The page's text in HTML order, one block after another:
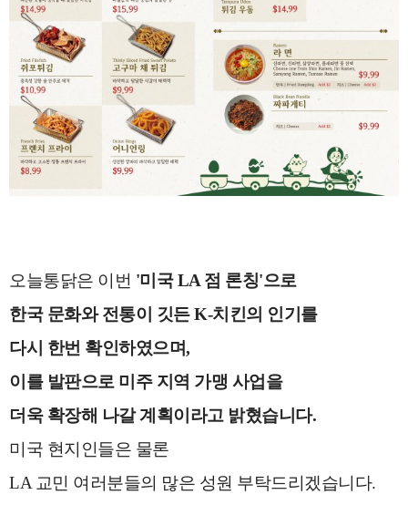
오늘통닭은 이번 '미국 LA 점 론칭'으로
한국 문화와 전통이 깃든 K-치킨의 인기를
다시 한번 확인하였으며,
이를 발판으로 미 주 지역 가맹 사업을
더욱 확장해 나갈 계획이라고 밝혔습니다.
미국 현지인들은 물론
LA 교민 여러분들의 많은 성원 부탁드리겠습니다.